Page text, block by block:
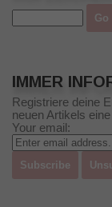
IMMER
Registriere deine
neuen Artikels
Your email: